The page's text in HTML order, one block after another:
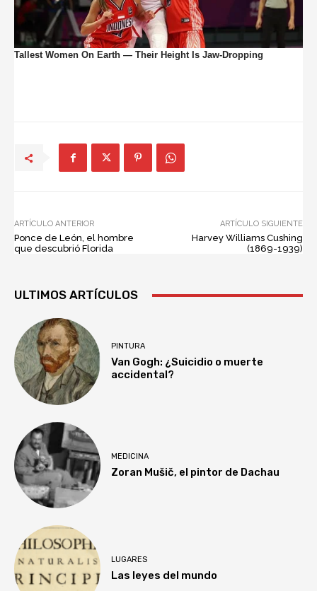
ARTÍCULO ANTERIOR
Ponce de León, el hombre
que descubrió Florida
ARTÍCULO SIGUIENTE
Harvey Williams Cushing
(1869-1939)
ULTIMOS ARTÍCULOS
PINTURA
Van Gogh: ¿Suicidio o muerte
accidental?
MEDICINA
Zoran Mušič, el pintor de Dachau
LUGARES
Las leyes del mundo